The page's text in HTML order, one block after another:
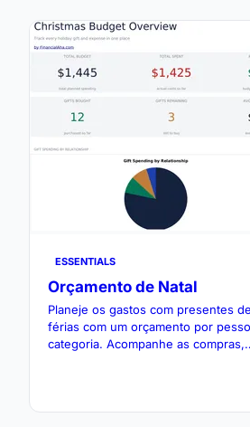
ESSENTIALS
Orçamento de Natal
Planeje os gastos com presentes de
férias com um orçamento por
categoria. Acompanhe as compras,